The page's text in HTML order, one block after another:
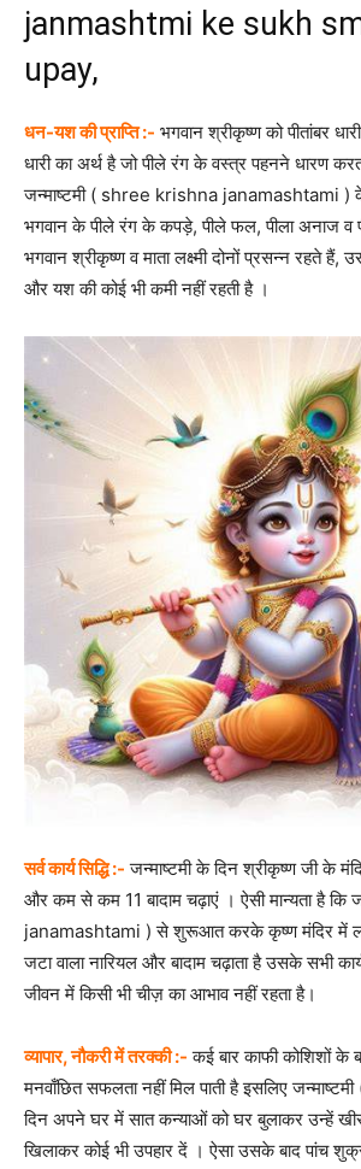
janmashtmi ke sukh
upay,
धन-यश की प्राप्ति :- भगवान श्रीकृष्ण को पीतांबर
धारी का अर्थ है जो पीले रंग के वस्त्र पहनने धारण
जन्माष्टमी ( shree krishna janamashtami )
भगवान के पीले रंग के कपड़े, पीले फल, पीला अनाज व
भगवान श्रीकृष्ण व माता लक्ष्मी दोनों प्रसन्न रहते हैं,
और यश की कोई भी कमी नहीं रहती है ।
सर्व कार्य सिद्धि :- जन्माष्टमी के दिन श्रीकृष्ण जी के
और कम से कम 11 बादाम चढ़ाएं । ऐसी मान्यता है कि
janamashtami ) से शुरूआत करके कृष्ण मंदिर में
जटा वाला नारियल और बादाम चढ़ाता है उसके सभी
जीवन में किसी भी चीज़ का आभाव नहीं रहता है।
व्यापार, नौकरी में तरक्की :- कई बार काफी कोशिशों के
मनवाँछित सफलता नहीं मिल पाती है इसलिए
दिन अपने घर में सात कन्याओं को घर बुलाकर उन्हें
खिलाकर कोई भी उपहार दें । ऐसा उसके बाद पांच